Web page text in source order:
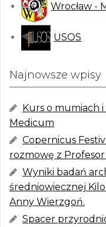
Wrocław -
USOS
Najnowsze wpisy
Kurs o mumiach
Medicum
Copernicus
rozmowę z
Wyniki badań
średniowiecznej
Anny Wierzgoń.
Spacer